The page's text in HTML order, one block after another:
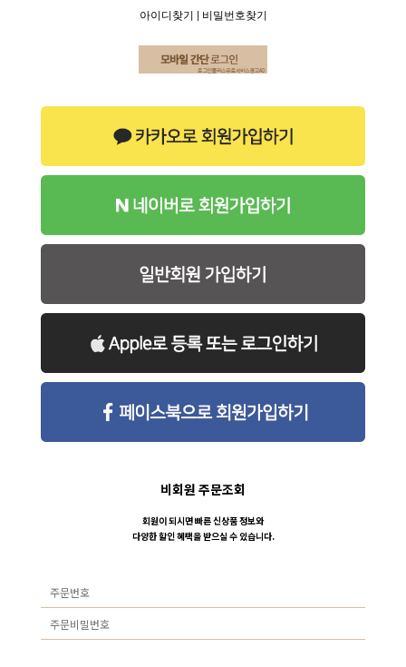
아이디찾기 비밀번호찾기
비회원 주문조회
회원이 되시면 빠른 신상품 정보와
다양한 할인 혜택을 받으실 수 있습니다.